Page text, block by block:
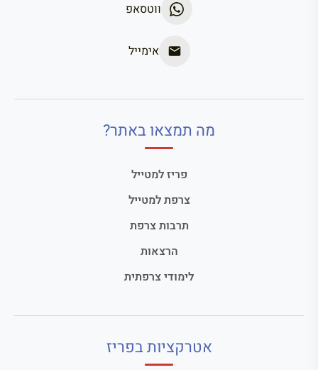
ווטסאפ
אימייל
מה תמצאו באתר?
פריז למטייל
צרפת למטייל
תרבות צרפת
הרצאות
לימודי צרפתית
אטרקציות בפריז